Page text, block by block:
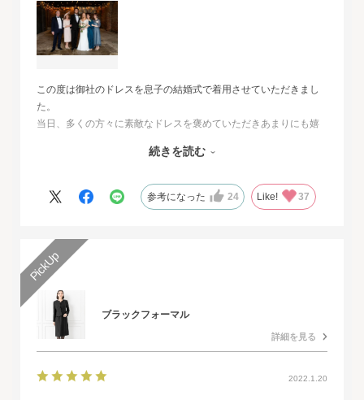
この度は御社のドレスを息子の結婚式で着用させていただきまし
た。
当日、多くの方々に素敵なドレスを褒めていただきあまりにも嬉
その旨をお伝えさせていただきたいと思いました。とても素敵な
人生最高の幸せな日に華を添えていただき、心より感謝申し上げ
続きを読む
参考になった 24 Like! 37
ブラックフォーマル
詳細を見る
2022.1.20